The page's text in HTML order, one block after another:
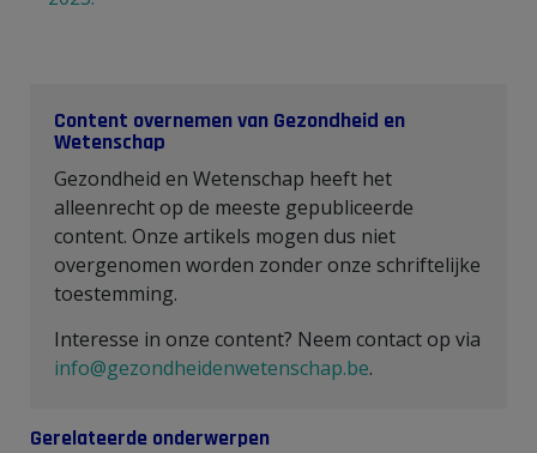
Content overnemen van Gezondheid en
Wetenschap
Gezondheid en Wetenschap heeft het
alleenrecht op de meeste gepubliceerde
content. Onze artikels mogen dus niet
overgenomen worden zonder onze schriftelijke
toestemming.
Interesse in onze content? Neem contact op via
info@gezondheidenwetenschap.be.
Gerelateerde onderwerpen